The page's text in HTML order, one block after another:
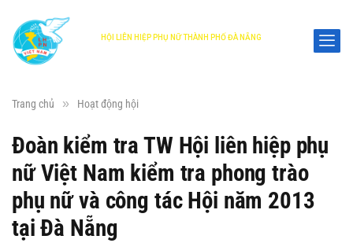
HỘI LIÊN HIỆP PHỤ NỮ THÀNH PHỐ ĐÀ NẴNG
Trang chủ » Hoạt động hội
Đoàn kiểm tra TW Hội liên hiệp phụ
nữ Việt Nam kiểm tra phong trào
phụ nữ và công tác Hội năm 2013
tại Đà Nẵng